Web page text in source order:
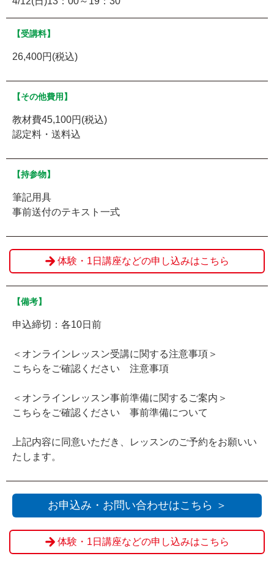
【受講料】
26,400円(税込)
【その他費用】
教材費45,100円(税込)
認定料・送料込
【持参物】
筆記用具
事前送付のテキスト一式
体験・1日講座などの申し込みはこちら
【備考】
申込締切：各10日前
＜オンラインレッスン受講に関する注意事項＞
こちらをご確認ください 注意事項
＜オンラインレッスン事前準備に関するご案内＞
こちらをご確認ください 事前準備について
上記内容に同意いただき、レッスンのご予約をお願いい
たします。
お申込み・お問い合わせはこちら ＞
体験・1日講座などの申し込みはこちら